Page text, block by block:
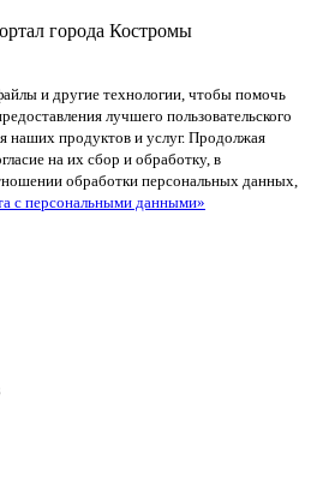
города Костромы
и другие технологии, чтобы помочь
лучшего пользовательского
наших продуктов и услуг. Продолжая
на их сбор и обработку, в
обработки персональных данных,
с персональными данными»